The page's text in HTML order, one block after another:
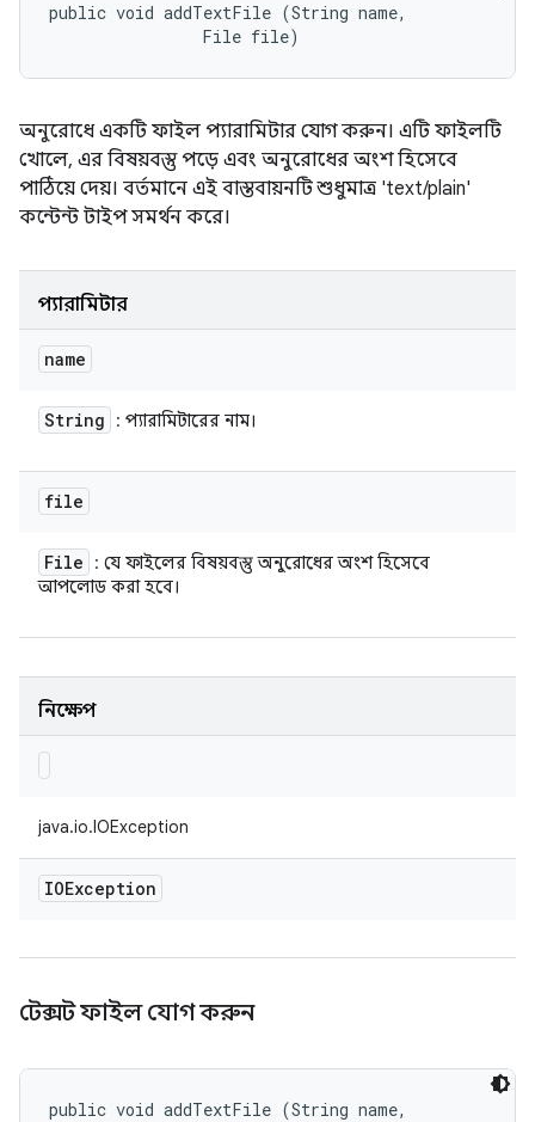
public void addTextFile (String name,
                File file)
অনুরোধে একটি ফাইল প্যারামিটার যোগ করুন। এটি ফাইলটি
খোলে, এর বিষয়বস্তু পড়ে এবং অনুরোধের অংশ হিসেবে
পাঠিয়ে দেয়। বর্তমানে এই বাস্তবায়নটি শুধুমাত্র 'text/plain'
কন্টেন্ট টাইপ সমর্থন করে।
প্যারামিটার
name
String : প্যারামিটারের নাম।
file
File
: যে ফাইলের বিষয়বস্তু অনুরোধের অংশ হিসেবে
আপলোড করা হবে।
নিক্ষেপ
java.io.IOException
IOException
টেক্সট ফাইল যোগ করুন
public void addTextFile (String name,